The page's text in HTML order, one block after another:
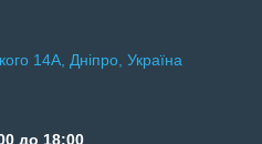
14А, Дніпро, Україна
до 18:00